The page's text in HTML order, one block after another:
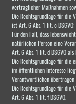
vertraglicher Maßnahmen
Die Rechtsgrundlage für die
ist Art. 6 Abs. 1 lit. c DSGVO;
Für den Fall, dass
natürlichen Person eine
Art. 6 Abs. 1 lit. d DSGVO
Die Rechtsgrundlage für die
im öffentlichen Interesse
Verantwortlichen
Die Rechtsgrundlage für die
Art. 6 Abs. 1 lit. f DSGVO.